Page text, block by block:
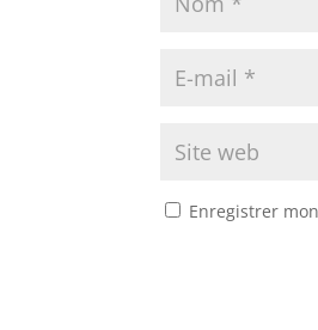
Enregistrer